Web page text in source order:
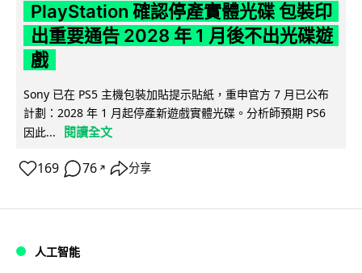
PlayStation 確認停產實體光碟 包裝印
出重要通告 2028 年 1 月後不出光碟遊
戲
Sony 已在 PS5 主機包裝加貼提示貼紙，重申官方 7 月已公布
計劃：2028 年 1 月起停產新遊戲實體光碟。分析師預期 PS6
因此...
閱讀全文
169 76 ↗ 分享
人工智能